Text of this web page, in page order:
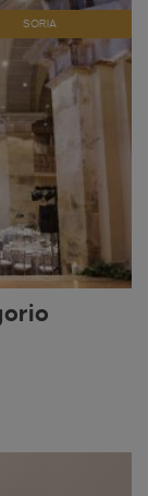
SORIA